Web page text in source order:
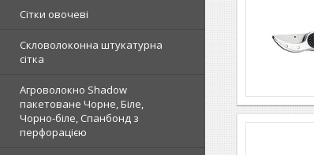
Сітки овочеві
Скловолоконна штукатурна
сітка
Агроволокно Shadow
пакетоване Чорне, Біле,
Чорно-біле, Спанбонд з
перфорацією